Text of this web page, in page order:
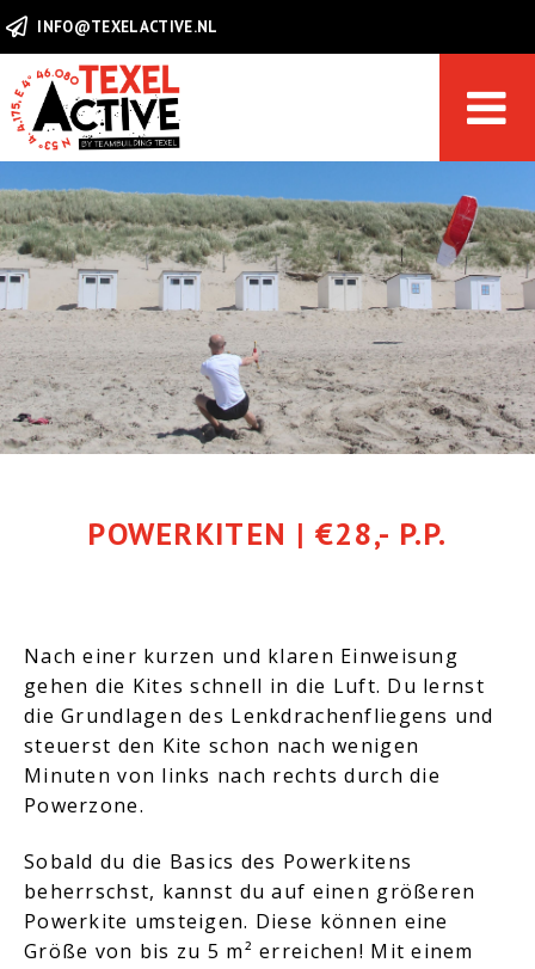
INFO@TEXELACTIVE.NL
HOME
AKTIVITÄTEN
GRUPPEN
DIREKT BUCHEN
Sofort Reservieren
POWERKITEN | €28,- P.P.
Nach einer kurzen und klaren Einweisung
gehen die Kites schnell in die Luft. Du lernst
die Grundlagen des Lenkdrachenfliegens und
steuerst den Kite schon nach wenigen
Minuten von links nach rechts durch die
Powerzone.
Sobald du die Basics des Powerkitens
beherrschst, kannst du auf einen größeren
Powerkite umsteigen. Diese können eine
Größe von bis zu 5 m² erreichen! Mit einem